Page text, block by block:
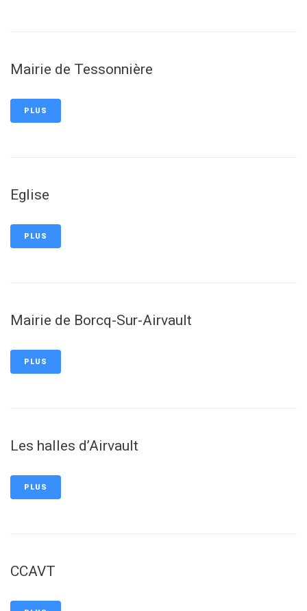
Mairie de Tessonnière
PLUS
Eglise
PLUS
Mairie de Borcq-Sur-Airvault
PLUS
Les halles d’Airvault
PLUS
CCAVT